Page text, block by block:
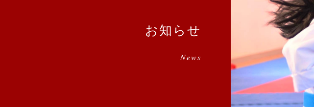
お知らせ
News